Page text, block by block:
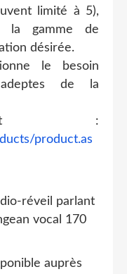
limité à 5),
la gamme de
désirée.
le besoin
de la
:
product.as
auprès